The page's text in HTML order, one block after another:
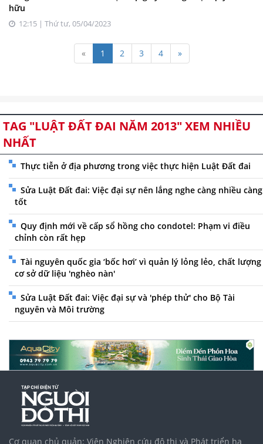
hữu
12:15 | Thứ tư, 05/04/2023
« 1 2 3 4 »
TAG "LUẬT ĐẤT ĐAI NĂM 2013" XEM NHIỀU
NHẤT
Thực tiễn ở địa phương trong việc thực hiện Luật Đất đai
Sửa Luật Đất đai: Việc đại sự nên lắng nghe càng nhiều càng
tốt
Quy định mới về cấp sổ hồng cho condotel: Phạm vi điều
chỉnh còn rất hẹp
Tài nguyên quốc gia ‘bốc hơi’ vì quản lý lỏng lẻo, chất lượng
cơ sở dữ liệu 'nghèo nàn'
Sửa Luật Đất đai: Việc đại sự và 'phép thử' cho Bộ Tài
nguyên và Môi trường
Cơ quan chủ quản: Viện Nghiên cứu đô thị và Phát triển hạ